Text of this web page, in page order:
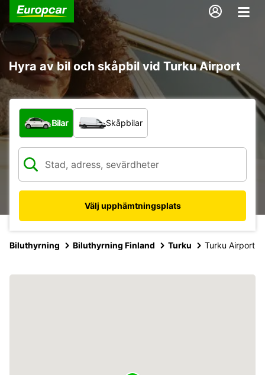
Hyra av bil och skåpbil vid Turku Airport
Vilken typ av fordon?
Bilar Skåpbilar
Välj upphämtningsplats
Biluthyrning Biluthyrning Finland Turku Turku Airport